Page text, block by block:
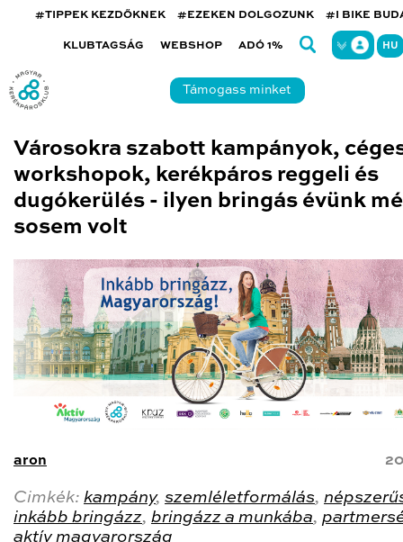
#TIPPEK KEZDŐKNEK #EZEKEN DOLGOZUNK #I BIKE
KLUBTAGSÁG WEBSHOP ADÓ 1% HU
Támogass minket
Városokra szabott kampányok,
workshopok, kerékpáros reggeli és
dugókerülés - ilyen bringás évünk
sosem volt
aron
Cimkék: kampány, szemléletformálás,
inkább bringázz, bringázz a munkába,
aktív magyarország